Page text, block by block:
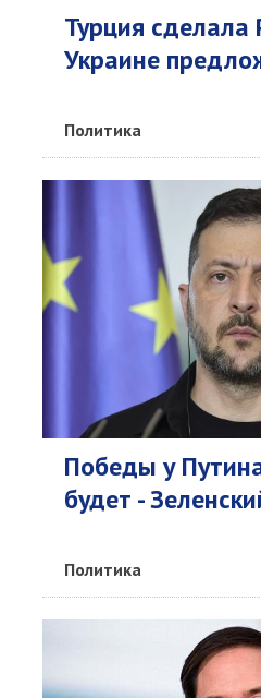
Турция сделала
Украине
Политика
Победы у
будет -
Политика